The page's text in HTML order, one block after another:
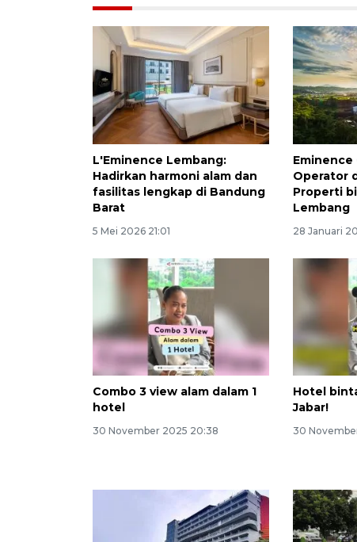
L'Eminence Lembang:
Hadirkan harmoni alam dan
fasilitas lengkap di Bandung
Barat
5 Mei 2026 21:01
Eminence
Operator
Properti
Lembang
28 Januari
Combo 3 view alam dalam 1
hotel
30 November 2025 20:38
Hotel
Jabar!
30